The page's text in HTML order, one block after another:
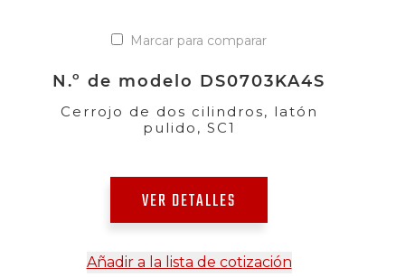
Marcar para comparar
N.º de modelo DS0703KA4S
Cerrojo de dos cilindros, latón
pulido, SC1
VER DETALLES
Añadir a la lista de cotización